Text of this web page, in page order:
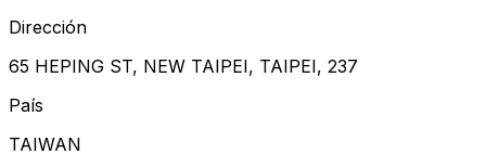
Dirección
65 HEPING ST, NEW TAIPEI, TAIPEI, 237
País
TAIWAN